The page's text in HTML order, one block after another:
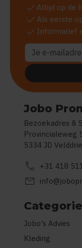
Jobo
Bezoekadres &
Provincialeweg
5334 JD
call +31 418
mail
Jobo's Advies
Kleding
check Altijd op de
check Als eerste
check Informatief